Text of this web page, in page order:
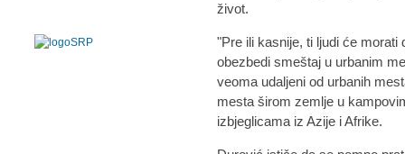
život.
"Pre ili kasnije, ti ljudi će
obezbedi smeštaj u urbanim
veoma udaljeni od urbanih
mesta širom zemlje u
izbjeglicama iz Azije i Afrike.